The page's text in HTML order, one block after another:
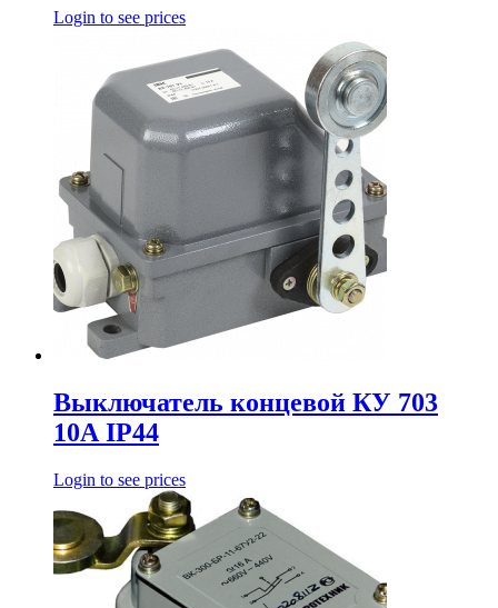
Login to see prices
Выключатель концевой КУ 703
10А IP44
Login to see prices